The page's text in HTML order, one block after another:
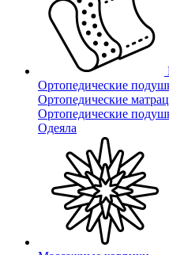
Ортопедические
Ортопедические
Ортопедические
Одеяла